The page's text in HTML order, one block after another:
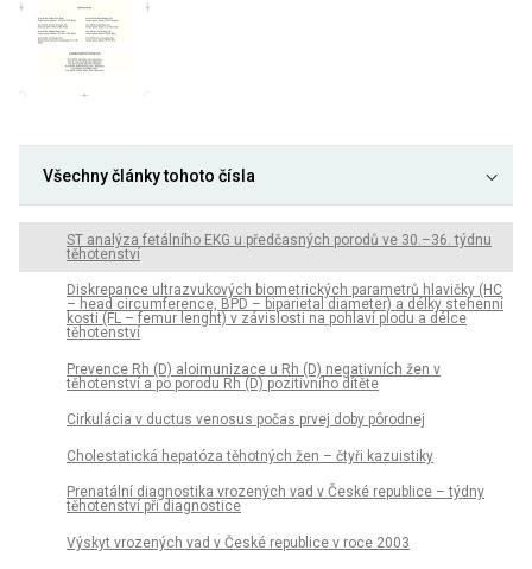
Všechny články tohoto čísla
ST analýza fetálního EKG u předčasných porodů ve 30.–36. týdnu
těhotenství
Diskrepance ultrazvukových biometrických parametrů hlavičky (HC
– head circumference, BPD – biparietal diameter) a délky stehenní
kosti (FL – femur lenght) v závislosti na pohlaví plodu a délce
těhotenství
Prevence Rh (D) aloimunizace u Rh (D) negativních žen v
těhotenství a po porodu Rh (D) pozitivního dítěte
Cirkulácia v ductus venosus počas prvej doby pôrodnej
Cholestatická hepatóza těhotných žen – čtyři kazuistiky
Prenatální diagnostika vrozených vad v České republice – týdny
těhotenství při diagnostice
Výskyt vrozených vad v České republice v roce 2003